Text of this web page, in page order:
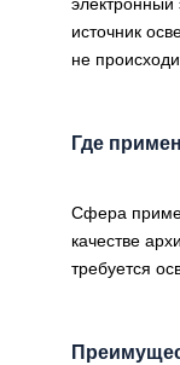
источник
не
Где
Сфера
качестве
требуется